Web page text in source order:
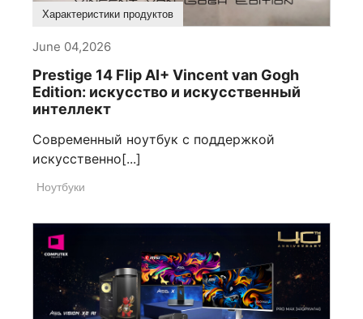
Характеристики продуктов
June 04,2026
Prestige 14 Flip AI+ Vincent van Gogh
Edition: искусство и искусственный
интеллект
Современный ноутбук с поддержкой
искусственно[...]
Ноутбуки